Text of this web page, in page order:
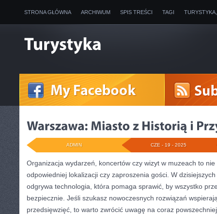
STRONA GŁÓWNA ARCHIWUM SPIS TREŚCI TAGI
CZE - 19 - 2025
ADMIN
Organizacja wydarzeń, koncertów czy wizyt w muzeach to
odpowiedniej lokalizacji czy zaproszenia gości. W
odgrywa technologia, która pomaga sprawić, by wszystko
bezpiecznie. Jeśli szukasz nowoczesnych rozwiązań
przedsięwzięć, to warto zwrócić uwagę na coraz